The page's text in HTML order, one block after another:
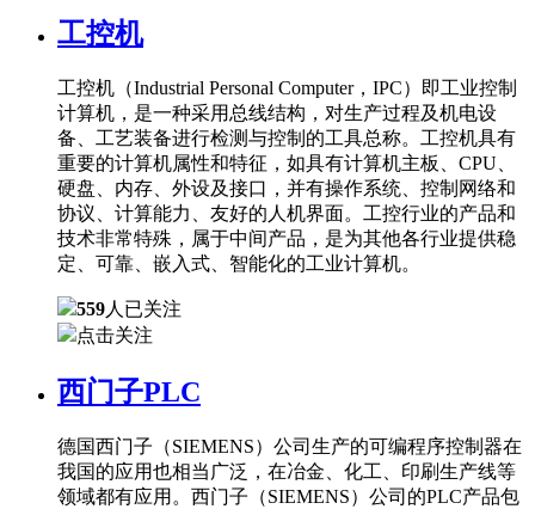
工控机
工控机（Industrial Personal Computer，IPC）即工业控制
计算机，是一种采用总线结构，对生产过程及机电设
备、工艺装备进行检测与控制的工具总称。工控机具有
重要的计算机属性和特征，如具有计算机主板、CPU、
硬盘、内存、外设及接口，并有操作系统、控制网络和
协议、计算能力、友好的人机界面。工控行业的产品和
技术非常特殊，属于中间产品，是为其他各行业提供稳
定、可靠、嵌入式、智能化的工业计算机。
559人已关注
点击关注
西门子PLC
德国西门子（SIEMENS）公司生产的可编程序控制器在
我国的应用也相当广泛，在冶金、化工、印刷生产线等
领域都有应用。西门子（SIEMENS）公司的PLC产品包